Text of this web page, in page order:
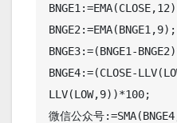
BNGE2:=EMA(BNGE1,9);
BNGE3:=(BNGE1-
BNGE4:=(CLOSE-
LLV(LOW,9))*100;
微信公众号